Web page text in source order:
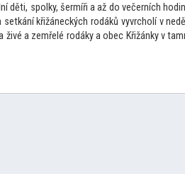
děti, spolky, šermíři a až do večerních
křižáneckých rodáků vyvrcholí v
živé a zemřelé rodáky a obec Křižánky v